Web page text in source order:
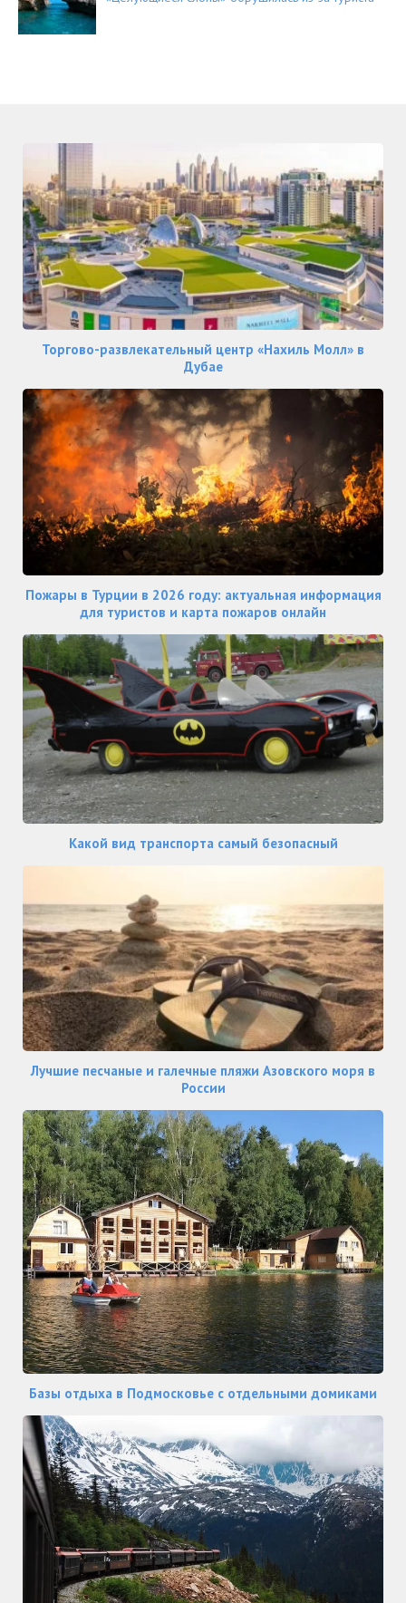
Торгово-развлекательный центр «Нахиль Молл» в
Дубае
Пожары в Турции в 2026 году: актуальная информация
для туристов и карта пожаров онлайн
Какой вид транспорта самый безопасный
Лучшие песчаные и галечные пляжи Азовского моря в
России
Базы отдыха в Подмосковье с отдельными домиками